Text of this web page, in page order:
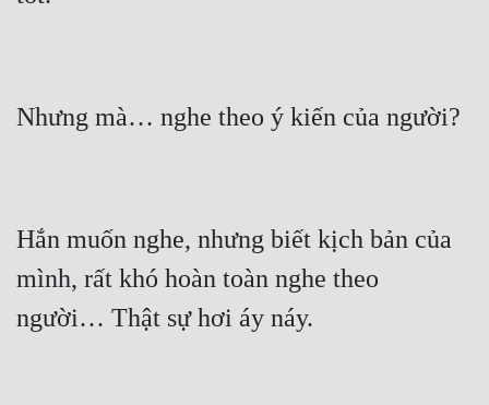
Hắn muốn nghe, nhưng biết kịch bản của
mình, rất khó hoàn toàn nghe theo